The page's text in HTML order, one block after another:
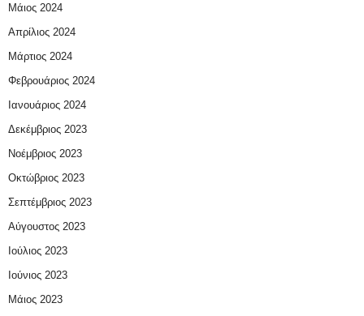
Μάιος 2024
Απρίλιος 2024
Μάρτιος 2024
Φεβρουάριος 2024
Ιανουάριος 2024
Δεκέμβριος 2023
Νοέμβριος 2023
Οκτώβριος 2023
Σεπτέμβριος 2023
Αύγουστος 2023
Ιούλιος 2023
Ιούνιος 2023
Μάιος 2023